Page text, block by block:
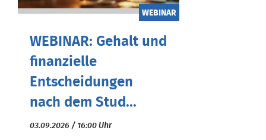
WEBINAR
WEBINAR: Gehalt und
finanzielle
Entscheidungen
nach dem Stud...
03.09.2026 / 16:00 Uhr